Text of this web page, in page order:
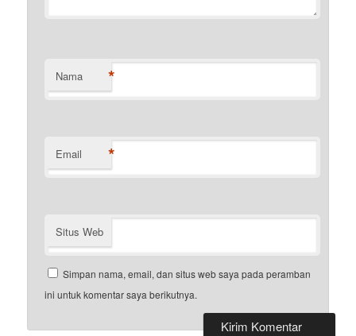
Nama *
Email *
Situs Web
Simpan nama, email, dan situs web saya pada peramban
ini untuk komentar saya berikutnya.